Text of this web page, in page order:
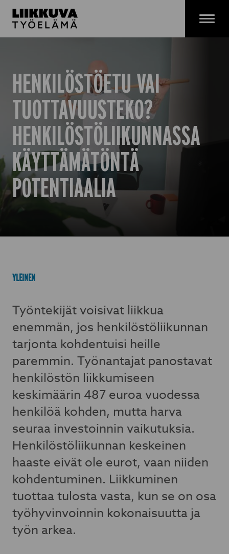
Siirry
sisältöön
Menu
HENKILÖSTÖETU VAI
TUOTTAVUUSTEKO?
HENKILÖSTÖLIIKUNNASSA
KÄYTTÄMÄTÖNTÄ
POTENTIAALIA
YLEINEN
Työntekijät voisivat liikkua
enemmän, jos henkilöstöliikunnan
tarjonta kohdentuisi heille
paremmin. Työnantajat panostavat
henkilöstön liikkumiseen
keskimäärin 487 euroa vuodessa
henkilöä kohden, mutta harva
seuraa investoinnin vaikutuksia.
Henkilöstöliikunnan keskeinen
haaste eivät ole eurot, vaan niiden
kohdentuminen. Liikkuminen
tuottaa tulosta vasta, kun se on osa
työhyvinvoinnin kokonaisuutta ja
työn arkea.